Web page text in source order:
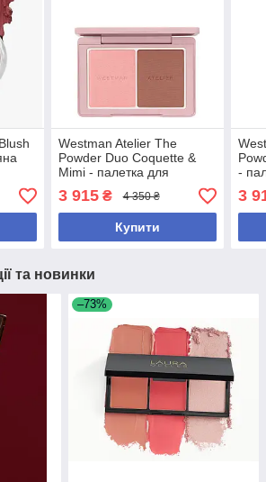
Westman Atelier The
Powder Duo Coquette &
Mimi - палетка для
макіяжу обличчя без
тальку
(контур + рум’яна), 4.8 г
3 915₴ 4 350 ₴
Купити
-
3
та новинки
–73%